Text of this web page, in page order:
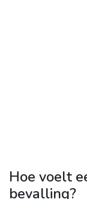
Hoe voelt
bevalling?